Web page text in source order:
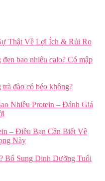
Thật Về Lợi Ích & Rủi Ro
bao nhiêu calo? Có mập
đào có béo không?
Nhiêu Protein – Đánh Giá
– Điều Bạn Cần Biết Về
Này
Bổ Sung Dinh Dưỡng Tuổi